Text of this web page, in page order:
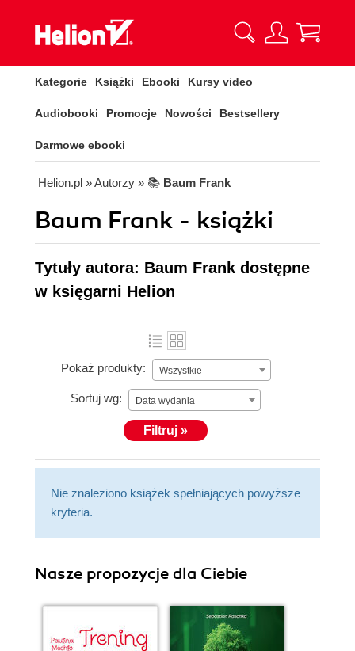
Kategorie Książki Ebooki Kursy video
Audiobooki Promocje Nowości Bestsellery
Darmowe ebooki
Helion.pl » Autorzy » 📚 Baum Frank
Baum Frank - książki
Tytuły autora: Baum Frank dostępne
w księgarni Helion
Pokaż produkty: Wszystkie
Sortuj wg: Data wydania
Filtruj »
Nie znaleziono książek spełniających powyższe
kryteria.
Nasze propozycje dla Ciebie